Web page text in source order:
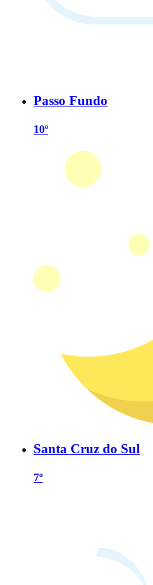
Passo Fundo
10º
Santa Cruz do Sul
7º